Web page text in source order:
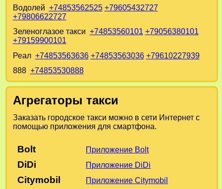
Водолей +74853562525 +79605432727
+79806622727
Зеленоглазое такси +74853560101 +79056380101
+79159900101
Реал +74853563636 +74853563036 +79610227939
888 +74853530888
Агрегаторы такси
Заказать городское такси можно в сети Интернет с
помощью приложения для смартфона.
Bolt Приложение Bolt
DiDi Приложение DiDi
Citymobil Приложение Citymobil